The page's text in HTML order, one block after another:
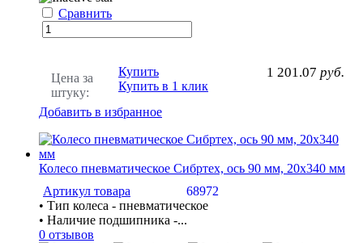
Сравнить
Цена за
штуку:
1 201.07 руб.
Купить
Купить в 1 клик
Добавить в избранное
Колесо пневматическое Сибртех, ось 90 мм, 20х340 мм
Артикул товара
68972
• Тип колеса - пневматическое
• Наличие подшипника -...
0 отзывов